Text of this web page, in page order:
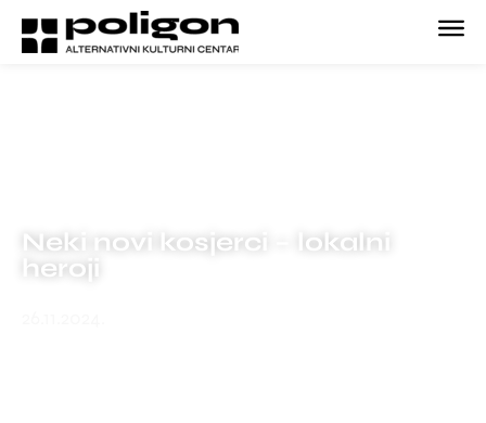
Neki novi kosjerci – lokalni
heroji